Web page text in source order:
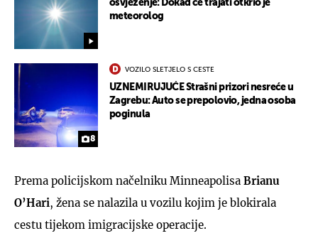
osvježenje: Dokad će trajati otkrio je
meteorolog
8
VOZILO SLETJELO S CESTE
UZNEMIRUJUĆE Strašni prizori nesreće u
Zagrebu: Auto se prepolovio, jedna osoba
poginula
Prema policijskom načelniku Minneapolisa Brianu
O’Hari, žena se nalazila u vozilu kojim je blokirala
cestu tijekom imigracijske operacije.